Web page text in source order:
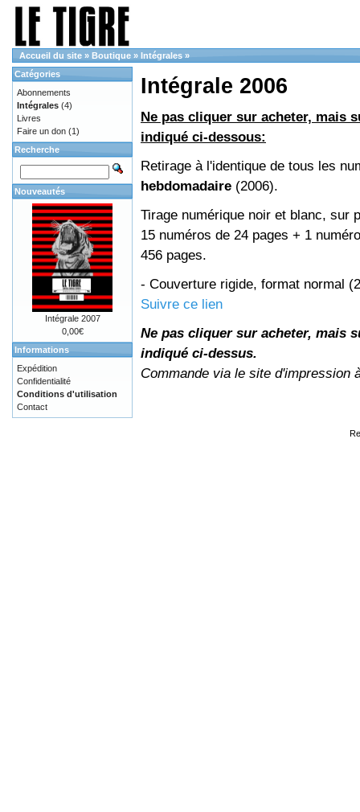
Accueil du site » Boutique » Intégrales »
Intégrale 2006
Ne pas cliquer sur acheter, mais
indiqué ci-dessous:
Retirage à l'identique de tous les
hebdomadaire (2006).
Tirage numérique noir et blanc, sur
15 numéros de 24 pages + 1
456 pages.
- Couverture rigide, format normal
Suivre ce lien
Ne pas cliquer sur acheter, mais
indiqué ci-dessus.
Commande via le site d'impression
Catégories
Abonnements
Intégrales (4)
Livres
Faire un don (1)
Recherche
Nouveautés
Intégrale 2007
0,00€
Informations
Expédition
Confidentialité
Conditions d'utilisation
Contact